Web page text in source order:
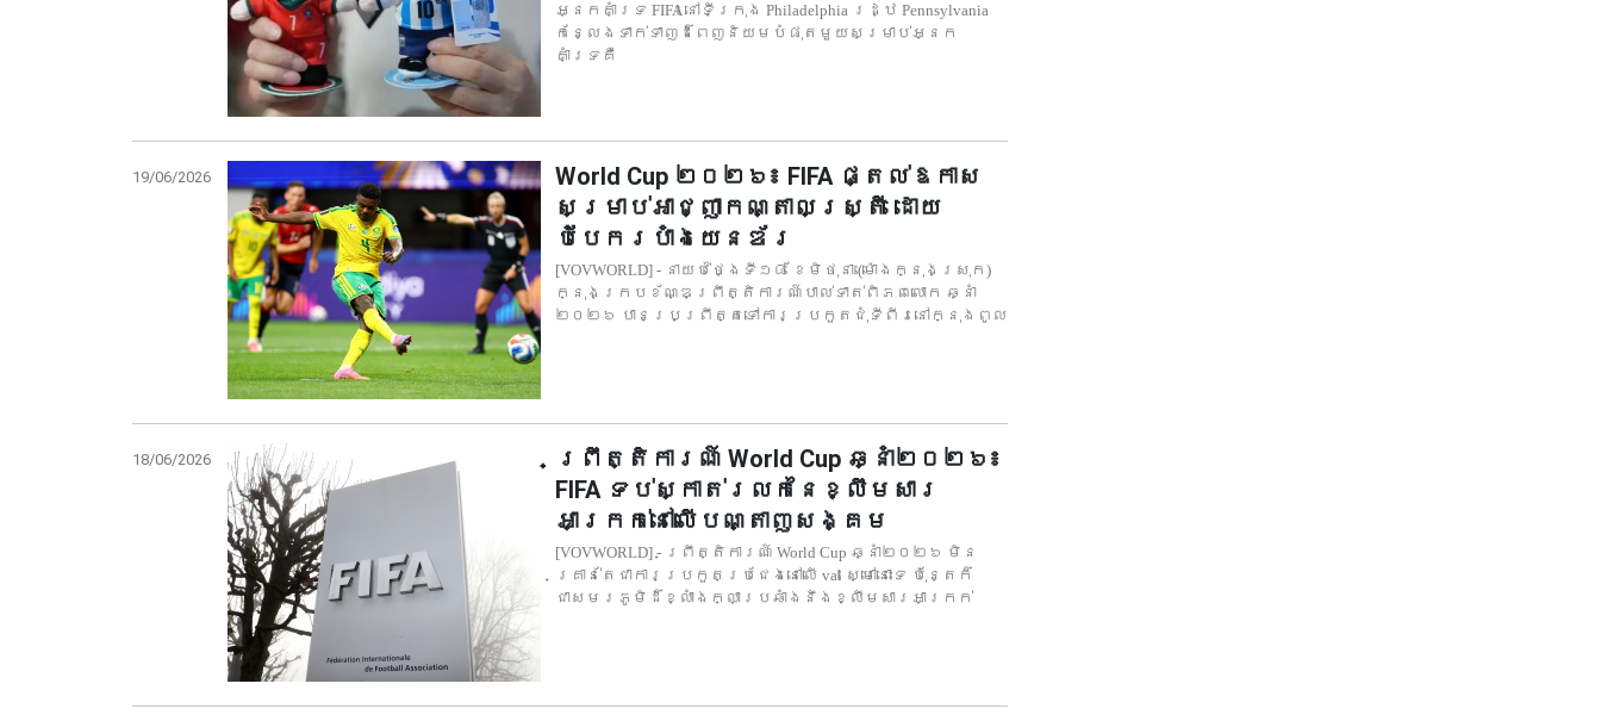
អ្នកគាំទ្រ FIFA នៅទីក្រុង Philadelphia រដ្ឋ Pennsylvania
កន្លែងទាក់ទាញដ៏ពេញនិយមបំផុតមួយសម្រាប់អ្នក
គាំទ្រគឺ
19/06/2026
World Cup ២០២៦៖ FIFA ផ្តល់ឱកាស
សម្រាប់អាជ្ញាកណ្តាលស្ត្រី ដោយ
បំបែករបាំងយេនឌ័រ
[VOVWORLD] - នាយប់ថ្ងៃទី១៨ ខែមិថុនា (ម៉ោងក្នុងស្រុក)
ក្នុងក្របខ័ណ្ឌព្រឹត្តិការណ៍បាល់ទាត់ពិភពលោក ឆ្នាំ
២០២៦ បានប្រព្រឹត្តទៅការប្រកួតជុំទីពីរនៅក្នុងពូល
18/06/2026
ព្រឹត្តិការណ៍ World Cup ឆ្នាំ២០២៦៖
FIFA ទប់​ស្កាត់រលក​នៃខ្លឹមសារ
អាក្រក់នៅលើបណ្តាញ​សង្គម
[VOVWORLD] - ព្រឹត្តិការណ៍ World Cup ឆ្នាំ២០២៦ មិន
គ្រាន់តែជាការប្រកួតប្រជែងនៅលើ val ស្មៅ​នោះទេ ប៉ុន្តែក៏
ជាសមរភូមិដ៏ខ្លាំងក្លាប្រឆាំងនឹងខ្លឹមសារអាក្រក់